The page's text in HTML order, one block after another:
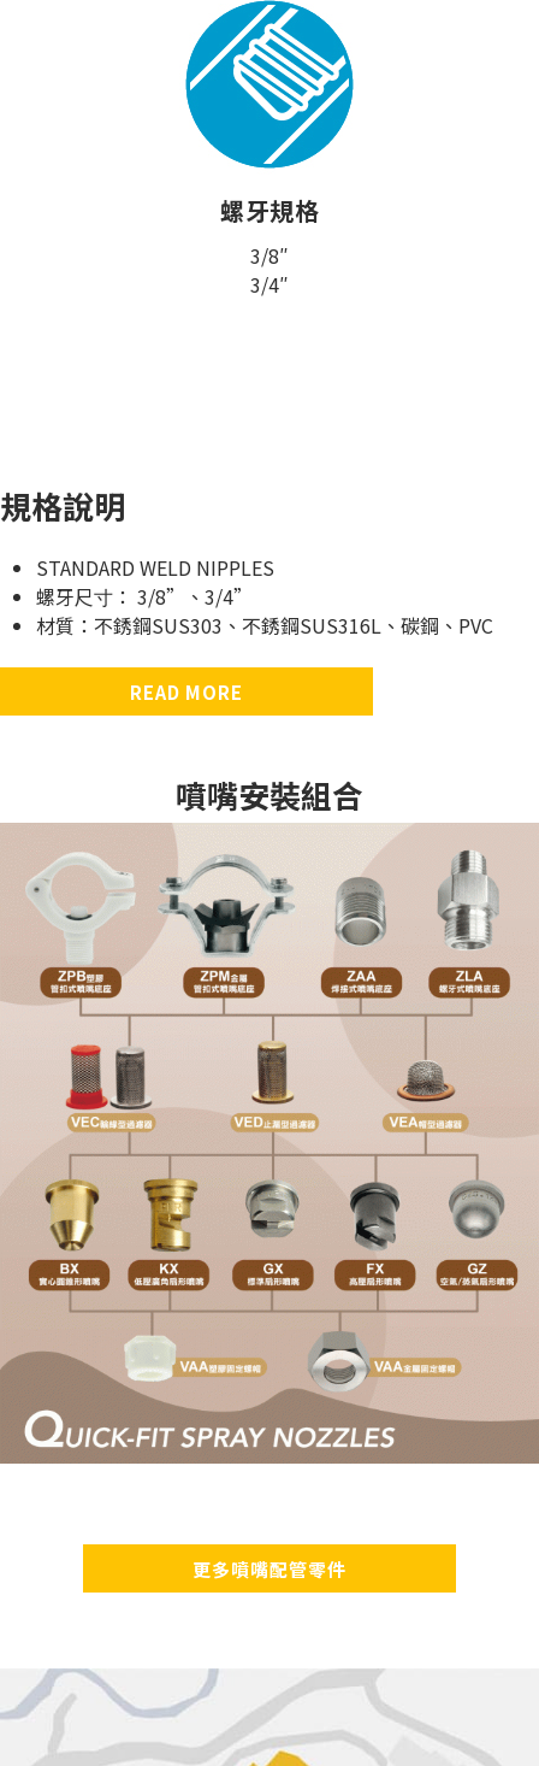
螺牙規格
3/8″
3/4″
規格說明
STANDARD WELD NIPPLES
螺牙尺⼨： 3/8”、3/4”
材質：不銹鋼SUS303、不銹鋼SUS316L、碳鋼、PVC
READ MORE
噴嘴安裝組合
更多噴嘴配管零件